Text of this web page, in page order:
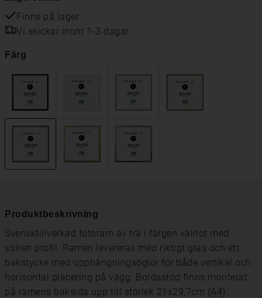
Finns på lager
Vi skickar inom 1-3 dagar
Färg
Produktbeskrivning
Svensktillverkad fotoram av trä i färgen valnöt med
stilren profil. Ramen levereras med riktigt glas och ett
bakstycke med upphängningsöglor för både vertikal och
horisontal placering på vägg. Bordsstöd finns monterat
på ramens baksida upp till storlek 21x29,7cm (A4).